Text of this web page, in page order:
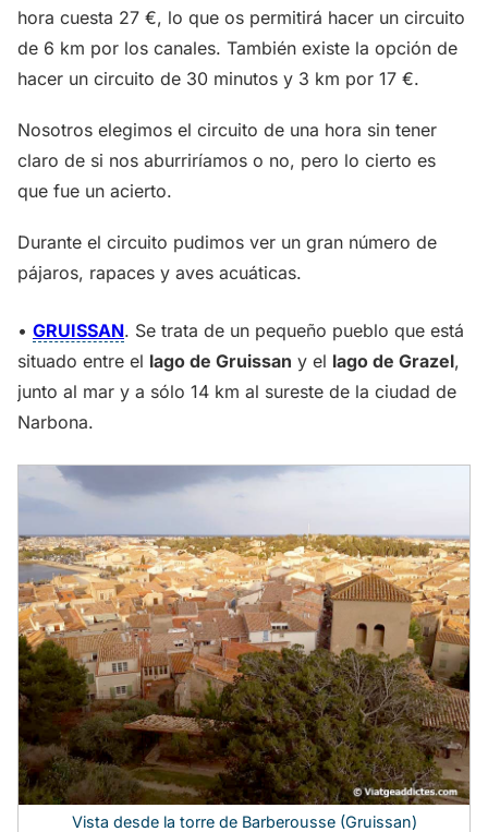
hora cuesta 27 €, lo que os permitirá hacer un circuito
de 6 km por los canales. También existe la opción de
hacer un circuito de 30 minutos y 3 km por 17 €.
Nosotros elegimos el circuito de una hora sin tener
claro de si nos aburriríamos o no, pero lo cierto es
que fue un acierto.
Durante el circuito pudimos ver un gran número de
pájaros, rapaces y aves acuáticas.
• GRUISSAN. Se trata de un pequeño pueblo que está
situado entre el lago de Gruissan y el lago de Grazel,
junto al mar y a sólo 14 km al sureste de la ciudad de
Narbona.
Vista desde la torre de Barberousse (Gruissan)